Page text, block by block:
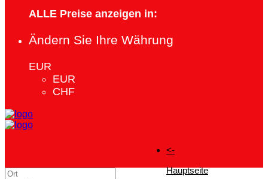
ALLE Preise anzeigen in:
Ändern Sie Ihre Währung
EUR
EUR
CHF
<-
Hauptseite